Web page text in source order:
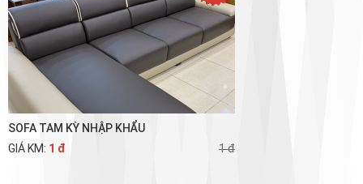
SOFA TAM KỲ NHẬP KHẨU
GIÁ KM: 1 đ 1 đ